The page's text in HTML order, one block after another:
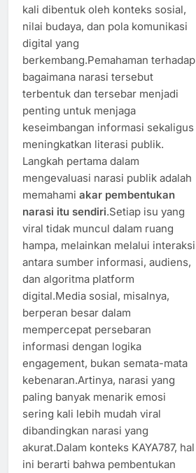
kali dibentuk oleh konteks sosial,
nilai budaya, dan pola komunikasi
digital yang
berkembang.Pemahaman terhadap
bagaimana narasi tersebut
terbentuk dan tersebar menjadi
penting untuk menjaga
keseimbangan informasi sekaligus
meningkatkan literasi publik.
Langkah pertama dalam
mengevaluasi narasi publik adalah
memahami akar pembentukan
narasi itu sendiri.Setiap isu yang
viral tidak muncul dalam ruang
hampa, melainkan melalui interaksi
antara sumber informasi, audiens,
dan algoritma platform
digital.Media sosial, misalnya,
berperan besar dalam
mempercepat persebaran
informasi dengan logika
engagement, bukan semata-mata
kebenaran.Artinya, narasi yang
paling banyak menarik emosi
sering kali lebih mudah viral
dibandingkan narasi yang
akurat.Dalam konteks KAYA787, hal
ini berarti bahwa pembentukan